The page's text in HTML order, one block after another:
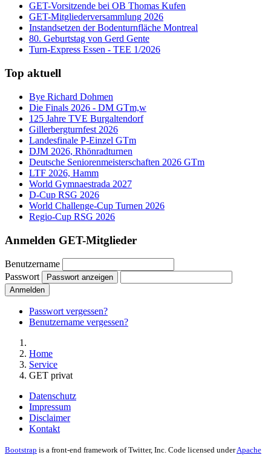
GET-Vorsitzende bei OB Thomas Kufen
GET-Mitgliederversammlung 2026
Instandsetzen der Bodenturnfläche Montreal
80. Geburtstag von Gerd Gente
Turn-Express Essen - TEE 1/2026
Top aktuell
Bye Richard Dohmen
Die Finals 2026 - DM GTm,w
125 Jahre TVE Burgaltendorf
Gillerbergturnfest 2026
Landesfinale P-Einzel GTm
DJM 2026, Rhönradturnen
Deutsche Seniorenmeisterschaften 2026 GTm
LTF 2026, Hamm
World Gymnaestrada 2027
D-Cup RSG 2026
World Challenge-Cup Turnen 2026
Regio-Cup RSG 2026
Anmelden GET-Mitglieder
Benutzername
Passwort
Passwort anzeigen
Anmelden
Passwort vergessen?
Benutzername vergessen?
Home
Service
GET privat
Datenschutz
Impressum
Disclaimer
Kontakt
Bootstrap is a front-end framework of Twitter, Inc. Code licensed underApache